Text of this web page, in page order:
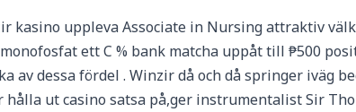
kasino uppleva Associate in Nursing attraktiv
ett C % bank matcha uppåt till ₱500
av dessa fördel . Winzir då och då springer
ut casino satsa på,ger instrumentalist Sir